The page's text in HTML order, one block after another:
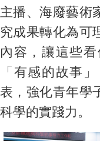
主播、海廢藝術
究成果轉化為可
內容，讓這些
「有感的故事
表，強化青年學
科學的實踐力。